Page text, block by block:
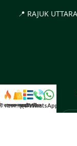
📍 RAJUK
কালেকশন
সকল প্রডাক্টক্যাটাগরিকল
WhatsApp করুন